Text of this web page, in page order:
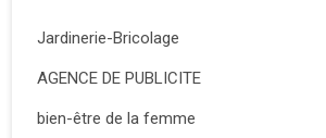
Jardinerie-Bricolage
AGENCE DE PUBLICITE
bien-être de la femme